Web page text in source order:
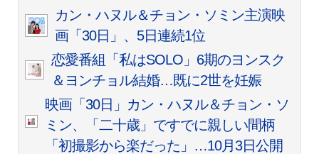
カン・ハヌル＆チョン・ソミン主演映
画「30日」、5日連続1位
恋愛番組「私はSOLO」6期のヨンスク
＆ヨンチョル結婚…既に2世を妊娠
映画「30日」カン・ハヌル＆チョン・ソ
ミン、「二十歳」ですでに親しい間柄
「初撮影から楽だった」…10月3日公開